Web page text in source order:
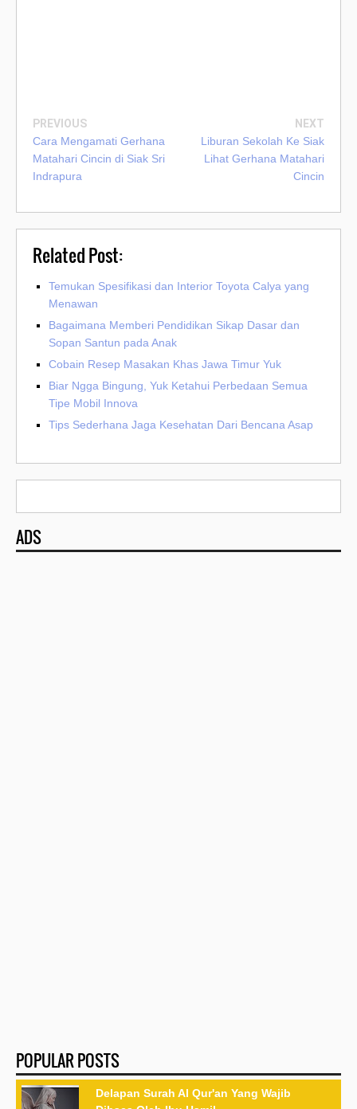
PREVIOUS
Cara Mengamati Gerhana
Matahari Cincin di Siak Sri
Indrapura
NEXT
Liburan Sekolah Ke Siak
Lihat Gerhana Matahari
Cincin
Related Post:
Temukan Spesifikasi dan Interior Toyota Calya yang
Menawan
Bagaimana Memberi Pendidikan Sikap Dasar dan
Sopan Santun pada Anak
Cobain Resep Masakan Khas Jawa Timur Yuk
Biar Ngga Bingung, Yuk Ketahui Perbedaan Semua
Tipe Mobil Innova
Tips Sederhana Jaga Kesehatan Dari Bencana Asap
ADS
POPULAR POSTS
Delapan Surah Al Qur'an Yang Wajib